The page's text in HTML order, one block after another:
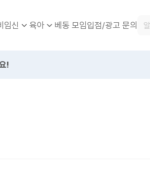
임신 육아 베동 모임입점/광고 문의
!